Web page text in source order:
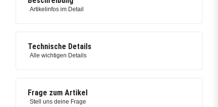
Artikelinfos im Detail
Technische Details
Alle wichtigen Details
Frage zum Artikel
Stell uns deine Frage